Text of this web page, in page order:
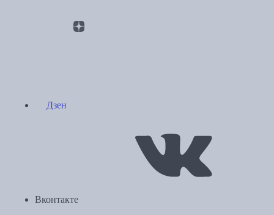
Дзен
Вконтакте